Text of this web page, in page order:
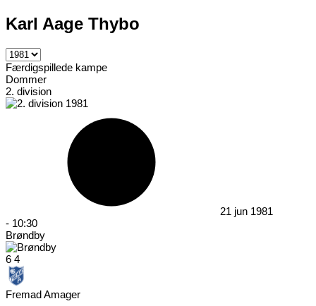
Karl Aage Thybo
Færdigspillede kampe
Dommer
2. division
21 jun 1981
- 10:30
Brøndby
6 4
Fremad Amager